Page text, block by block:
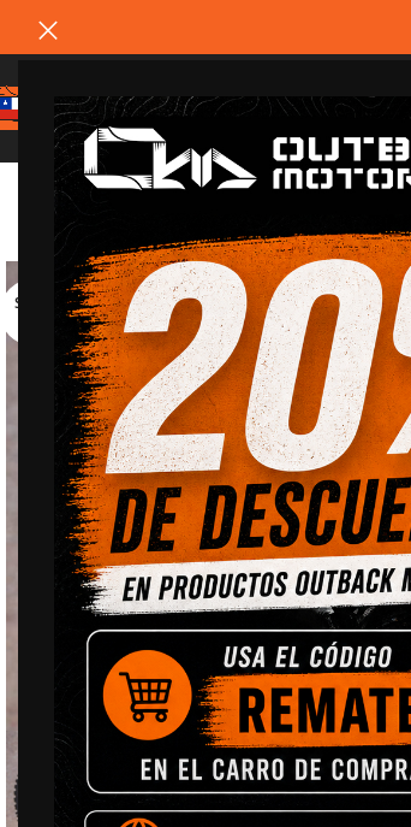
Estimado
SOLD
Click to enlarge